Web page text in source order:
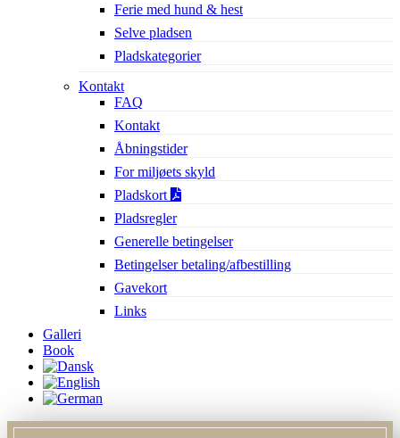
Ferie med hund & hest
Selve pladsen
Pladskategorier
Kontakt
FAQ
Kontakt
Åbningstider
For miljøets skyld
Pladskort
Pladsregler
Generelle betingelser
Betingelser betaling/afbestilling
Gavekort
Links
Galleri
Book